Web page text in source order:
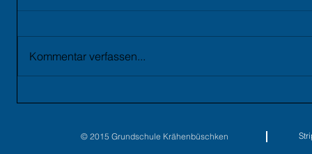
Kommentar verfassen...
© 2015 Grundschule Krähenbüschken